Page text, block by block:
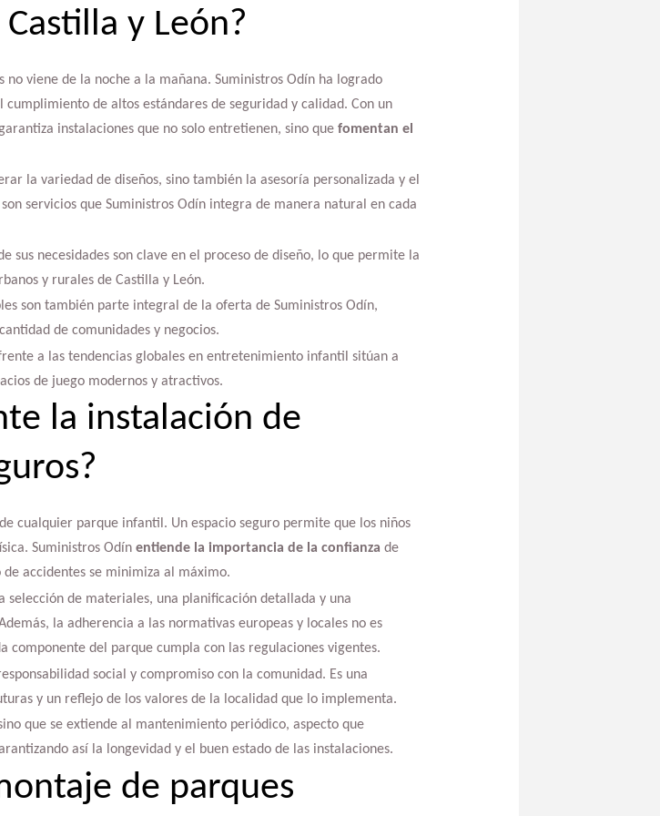
y León?
viene de la noche a la mañana. Suministros Odín ha logrado
de altos estándares de seguridad y calidad. Con un
instalaciones que no solo entretienen, sino que fomentan el
la variedad de diseños, sino también la asesoría personalizada y el
servicios que Suministros Odín integra de manera natural en cada
sus necesidades son clave en el proceso de diseño, lo que permite la
y rurales de Castilla y León.
son también parte integral de la oferta de Suministros Odín,
de comunidades y negocios.
a las tendencias globales en entretenimiento infantil sitúan a
de juego modernos y atractivos.
la instalación de
cualquier parque infantil. Un espacio seguro permite que los niños
Suministros Odín entiende la importancia de la confianza de
accidentes se minimiza al máximo.
de materiales, una planificación detallada y una
la adherencia a las normativas europeas y locales no es
componente del parque cumpla con las regulaciones vigentes.
social y compromiso con la comunidad. Es una
y un reflejo de los valores de la localidad que lo implementa.
que se extiende al mantenimiento periódico, aspecto que
así la longevidad y el buen estado de las instalaciones.
de parques